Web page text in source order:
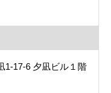
1-17-6 夕凪ビル１階